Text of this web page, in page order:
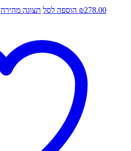
₪278.00 הוספה לסל תצוגה מהירה